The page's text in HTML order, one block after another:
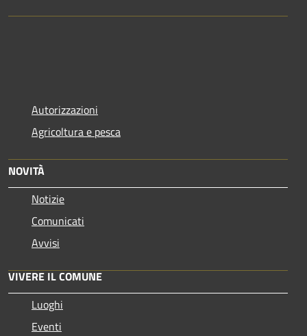
Autorizzazioni
Agricoltura e pesca
NOVITÀ
Notizie
Comunicati
Avvisi
VIVERE IL COMUNE
Luoghi
Eventi